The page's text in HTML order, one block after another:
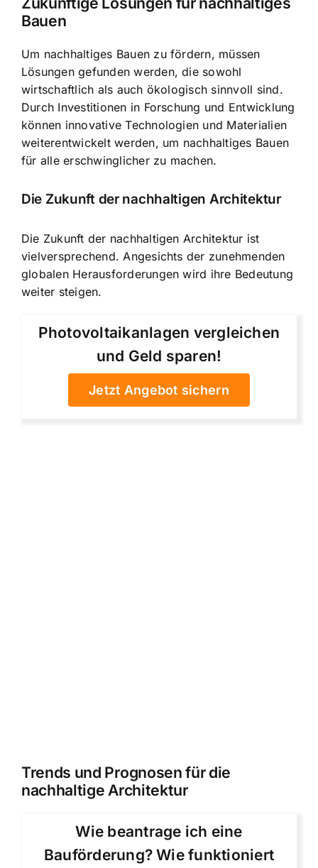
Bauen
Um nachhaltiges Bauen zu fördern, müssen
Lösungen gefunden werden, die sowohl
wirtschaftlich als auch ökologisch sinnvoll sind.
Durch Investitionen in Forschung und Entwicklung
können innovative Technologien und Materialien
weiterentwickelt werden, um nachhaltiges Bauen
für alle erschwinglicher zu machen.
Die Zukunft der nachhaltigen Architektur
Die Zukunft der nachhaltigen Architektur ist
vielversprechend. Angesichts der zunehmenden
globalen Herausforderungen wird ihre Bedeutung
weiter steigen.
Photovoltaikanlagen vergleichen
und Geld sparen!
Jetzt Angebot sichern
Trends und Prognosen für die
nachhaltige Architektur
Wie beantrage ich eine
Bauförderung? Wie funktioniert